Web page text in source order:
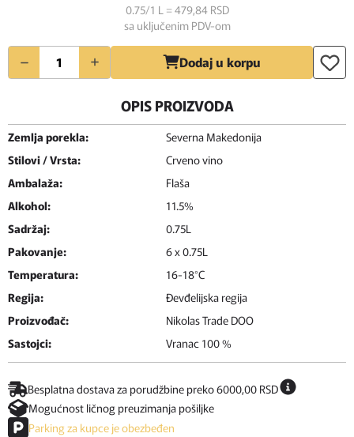
0.75/1 L = 479,84 RSD
sa uključenim PDV-om
Količina Dodaj u korpu
OPIS PROIZVODA
Zemlja porekla:
Severna Makedonija
Stilovi / Vrsta:
Crveno vino
Ambalaža:
Flaša
Alkohol:
11.5%
Sadržaj:
0.75L
Pakovanje:
6 x 0.75L
Temperatura:
16-18°C
Regija:
Đevđelijska regija
Proizvođač:
Nikolas Trade DOO
Sastojci:
Vranac 100 %
Besplatna dostava za porudžbine preko 6000,00 RSD
Mogućnost ličnog preuzimanja pošiljke
Parking za kupce je obezbeđen